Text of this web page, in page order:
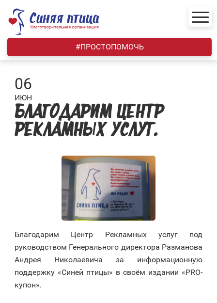
content
#ПРОСТОПОМОЧЬ
06
ИЮН
БЛАГОДАРИМ ЦЕНТР
РЕКЛАМНЫХ УСЛУГ.
Благодарим Центр Рекламных услуг под
руководством Генерального директора Разманова
Андрея Николаевича за информационную
поддержку «Синей птицы» в своём издании «PRO-
купон».